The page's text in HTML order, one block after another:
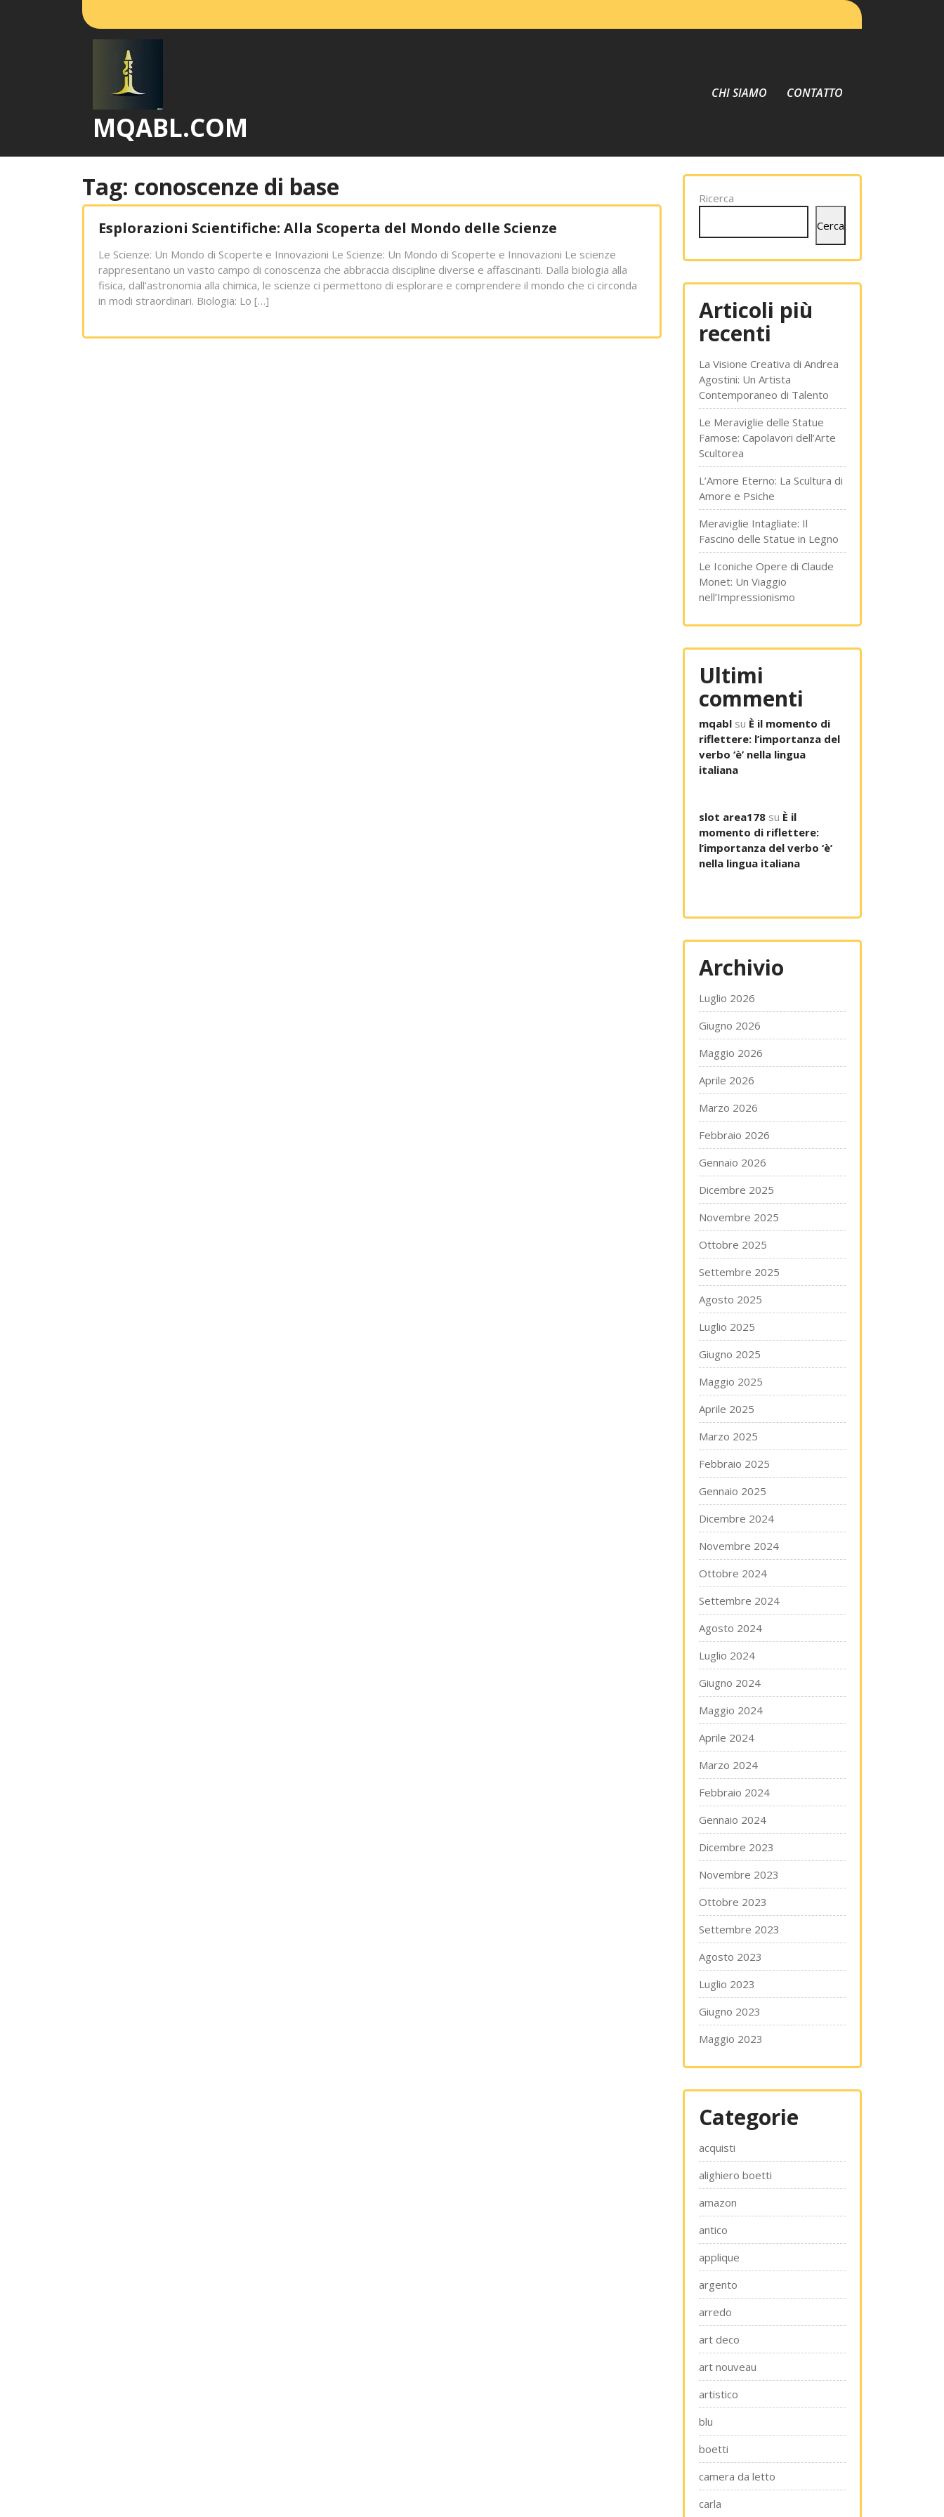
MQABL.COM
CHI SIAMO CONTATTO
Tag: conoscenze di base
Esplorazioni Scientifiche: Alla Scoperta del Mondo delle Scienze
Le Scienze: Un Mondo di Scoperte e Innovazioni Le Scienze: Un Mondo di Scoperte e Innovazioni Le scienze
rappresentano un vasto campo di conoscenza che abbraccia discipline diverse e affascinanti. Dalla biologia alla
fisica, dall’astronomia alla chimica, le scienze ci permettono di esplorare e comprendere il mondo che ci circonda
in modi straordinari. Biologia: Lo […]
Ricerca
Cerca
Articoli più
recenti
La Visione Creativa di Andrea
Agostini: Un Artista
Contemporaneo di Talento
Le Meraviglie delle Statue
Famose: Capolavori dell’Arte
Scultorea
L’Amore Eterno: La Scultura di
Amore e Psiche
Meraviglie Intagliate: Il
Fascino delle Statue in Legno
Le Iconiche Opere di Claude
Monet: Un Viaggio
nell’Impressionismo
Ultimi
commenti
mqabl su È il momento di
riflettere: l’importanza del
verbo ‘è’ nella lingua
italiana
slot area178 su È il
momento di riflettere:
l’importanza del verbo ‘è’
nella lingua italiana
Archivio
Luglio 2026
Giugno 2026
Maggio 2026
Aprile 2026
Marzo 2026
Febbraio 2026
Gennaio 2026
Dicembre 2025
Novembre 2025
Ottobre 2025
Settembre 2025
Agosto 2025
Luglio 2025
Giugno 2025
Maggio 2025
Aprile 2025
Marzo 2025
Febbraio 2025
Gennaio 2025
Dicembre 2024
Novembre 2024
Ottobre 2024
Settembre 2024
Agosto 2024
Luglio 2024
Giugno 2024
Maggio 2024
Aprile 2024
Marzo 2024
Febbraio 2024
Gennaio 2024
Dicembre 2023
Novembre 2023
Ottobre 2023
Settembre 2023
Agosto 2023
Luglio 2023
Giugno 2023
Maggio 2023
Categorie
acquisti
alighiero boetti
amazon
antico
applique
argento
arredo
art deco
art nouveau
artistico
blu
boetti
camera da letto
carla